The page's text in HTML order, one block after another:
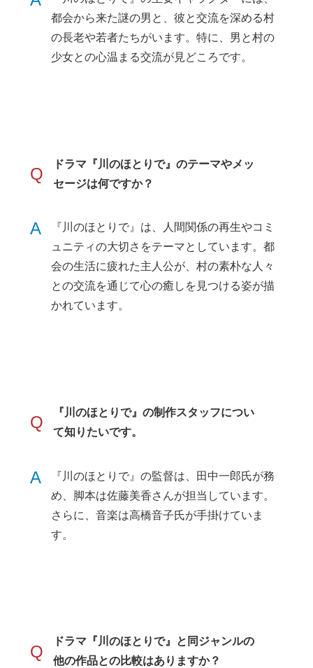
都会から来た謎の男と、彼と交流を深める村
の長老や若者たちがいます。特に、男と村の
少女との心温まる交流が見どころです。
Q
ドラマ『川のほとりで』のテーマやメッ
セージは何ですか？
A
『川のほとりで』は、人間関係の再生やコミ
ュニティの大切さをテーマとしています。都
会の生活に疲れた主人公が、村の素朴な人々
との交流を通じて心の癒しを見つける姿が描
かれています。
Q
『川のほとりで』の制作スタッフについ
て知りたいです。
A
『川のほとりで』の監督は、田中一郎氏が務
め、脚本は佐藤美香さんが担当しています。
さらに、音楽は高橋音子氏が手掛けていま
す。
Q
ドラマ『川のほとりで』と同ジャンルの
他の作品との比較はありますか？